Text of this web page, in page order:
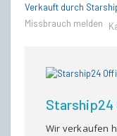
Verkauft durch
Missbrauch melden
Wir verkaufen